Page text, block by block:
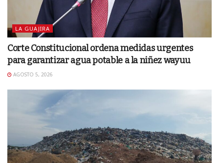
LA GUAJIRA
Corte Constitucional ordena medidas urgentes
para garantizar agua potable a la niñez wayuu
AGOSTO 5, 2026